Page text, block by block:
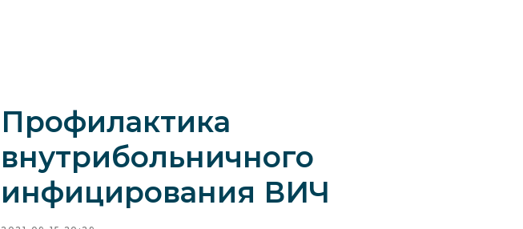
Профилактика
внутрибольничного
инфицирования ВИЧ